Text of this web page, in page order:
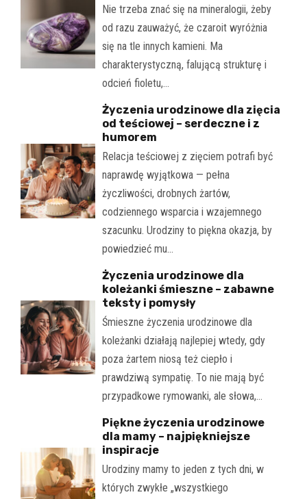
Nie trzeba znać się na mineralogii, żeby
od razu zauważyć, że czaroit wyróżnia
się na tle innych kamieni. Ma
charakterystyczną, falującą strukturę i
odcień fioletu,…
Życzenia urodzinowe dla zięcia
od teściowej – serdeczne i z
humorem
Relacja teściowej z zięciem potrafi być
naprawdę wyjątkowa — pełna
życzliwości, drobnych żartów,
codziennego wsparcia i wzajemnego
szacunku. Urodziny to piękna okazja, by
powiedzieć mu…
Życzenia urodzinowe dla
koleżanki śmieszne – zabawne
teksty i pomysły
Śmieszne życzenia urodzinowe dla
koleżanki działają najlepiej wtedy, gdy
poza żartem niosą też ciepło i
prawdziwą sympatię. To nie mają być
przypadkowe rymowanki, ale słowa,…
Piękne życzenia urodzinowe
dla mamy – najpiękniejsze
inspiracje
Urodziny mamy to jeden z tych dni, w
których zwykłe „wszystkiego